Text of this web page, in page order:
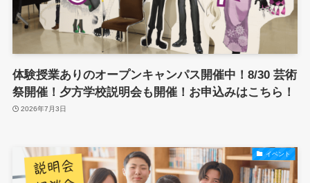
体験授業ありのオープンキャンパス開催中！8/30 芸術
祭開催！夕方学校説明会も開催！お申込みはこちら！
2026年7月3日
イベント